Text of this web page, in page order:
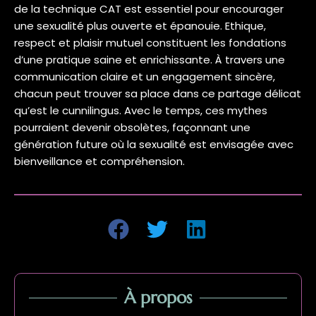
de la technique CAT est essentiel pour encourager
une sexualité plus ouverte et épanouie. Ethique,
respect et plaisir mutuel constituent les fondations
d’une pratique saine et enrichissante. À travers une
communication claire et un engagement sincère,
chacun peut trouver sa place dans ce partage délicat
qu’est le cunnilingus. Avec le temps, ces mythes
pourraient devenir obsolètes, façonnant une
génération future où la sexualité est envisagée avec
bienveillance et compréhension.
À propos